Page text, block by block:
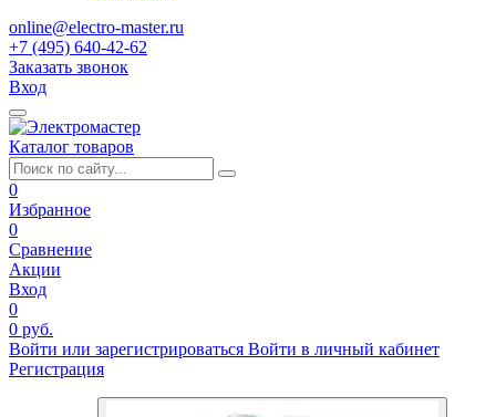
online@electro-master.ru
+7 (495) 640-42-62
Заказать звонок
Вход
Каталог товаров
0
Избранное
0
Сравнение
Акции
Вход
0
0 руб.
Войти или зарегистрироваться Войти в личный кабинет
Регистрация